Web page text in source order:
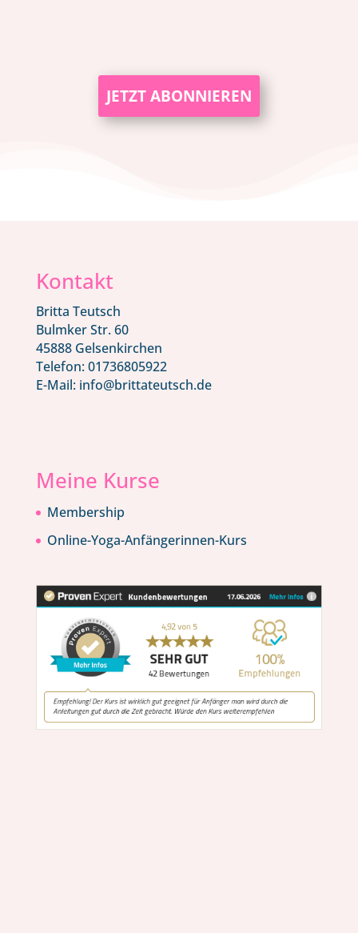
JETZT ABONNIEREN
Kontakt
Britta Teutsch
Bulmker Str. 60
45888 Gelsenkirchen
Telefon: 01736805922
E-Mail: info@brittateutsch.de
Meine Kurse
Membership
Online-Yoga-Anfängerinnen-Kurs